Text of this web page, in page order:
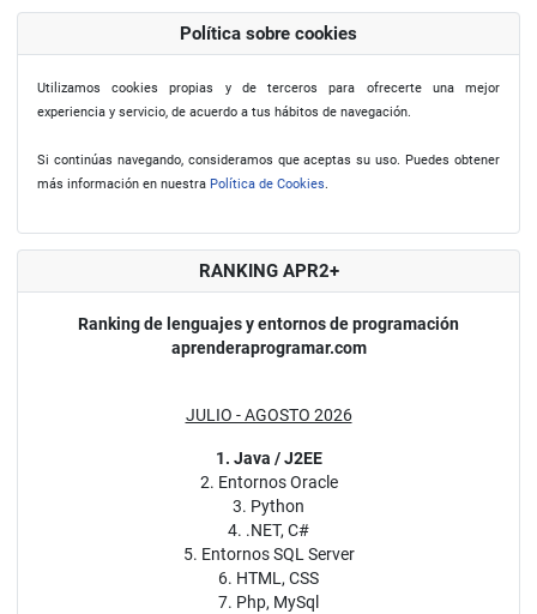
Política sobre cookies
Utilizamos cookies propias y de terceros para ofrecerte una mejor
experiencia y servicio, de acuerdo a tus hábitos de navegación.
Si continúas navegando, consideramos que aceptas su uso. Puedes obtener
más información en nuestra Política de Cookies.
RANKING APR2+
Ranking de lenguajes y entornos de programación
aprenderaprogramar.com
JULIO - AGOSTO 2026
1. Java / J2EE
2. Entornos Oracle
3. Python
4. .NET, C#
5. Entornos SQL Server
6. HTML, CSS
7. Php, MySql